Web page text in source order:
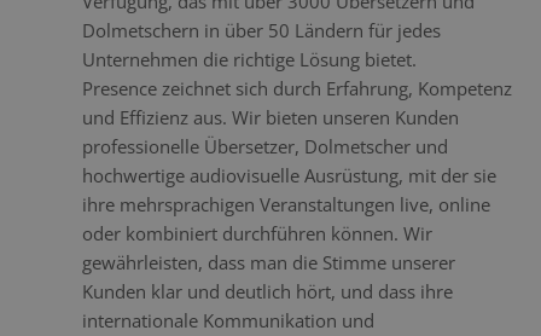
Dolmetschern in über 50 Ländern für jedes
Unternehmen die richtige Lösung bietet.
Presence zeichnet sich durch Erfahrung, Kompetenz
und Effizienz aus. Wir bieten unseren Kunden
professionelle Übersetzer, Dolmetscher und
hochwertige audiovisuelle Ausrüstung, mit der sie
ihre mehrsprachigen Veranstaltungen live, online
oder kombiniert durchführen können. Wir
gewährleisten, dass man die Stimme unserer
Kunden klar und deutlich hört, und dass ihre
internationale Kommunikation und